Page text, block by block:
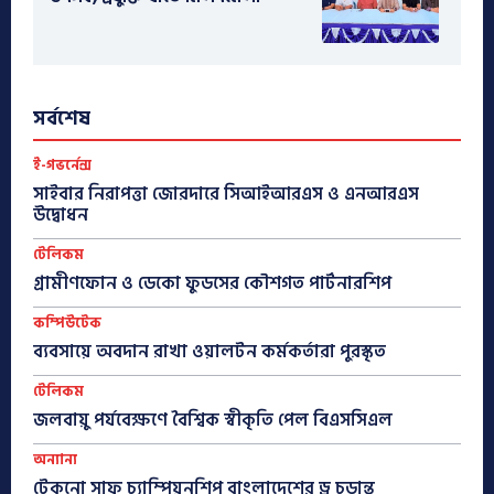
সর্বশেষ
ই-গভর্নেন্স
সাইবার নিরাপত্তা জোরদারে সিআইআরএস ও এনআরএস
উদ্বোধন
টেলিকম
গ্রামীণফোন ও ডেকো ফুডসের কৌশগত পার্টনারশিপ
কম্পিউটেক
ব্যবসায়ে অবদান রাখা ওয়ালটন কর্মকর্তারা পুরস্কৃত
টেলিকম
জলবায়ু পর্যবেক্ষণে বৈশ্বিক স্বীকৃতি পেল বিএসসিএল
অন্যান্য
টেকনো সাফ চ্যাম্পিয়নশিপ বাংলাদেশের ড্র চূড়ান্ত